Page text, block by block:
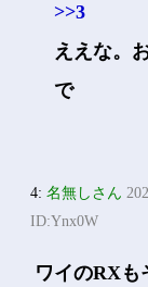
>>3
ええな。
で
4:名無しさん
ID:Ynx0W
ワイのRXも